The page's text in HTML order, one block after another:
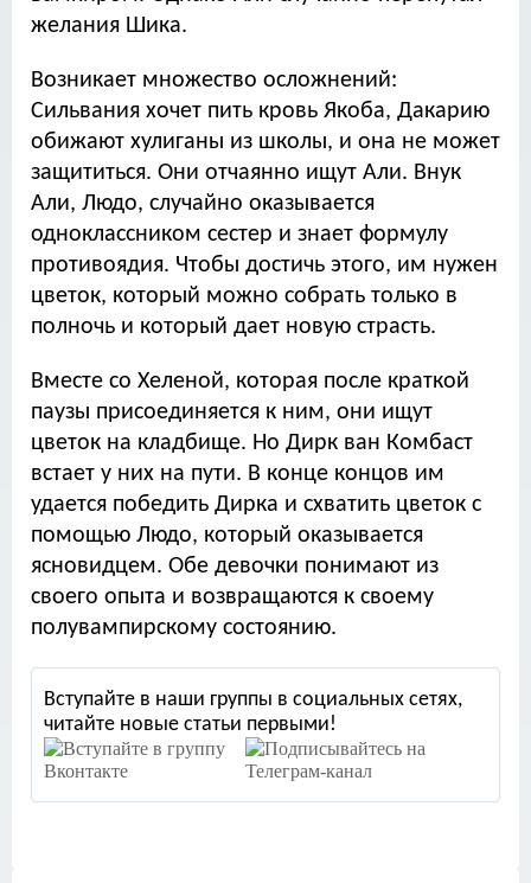
желания Шика.
Возникает множество осложнений:
Сильвания хочет пить кровь Якоба, Дакарию
обижают хулиганы из школы, и она не может
защититься. Они отчаянно ищут Али. Внук
Али, Людо, случайно оказывается
одноклассником сестер и знает формулу
противоядия. Чтобы достичь этого, им нужен
цветок, который можно собрать только в
полночь и который дает новую страсть.
Вместе со Хеленой, которая после краткой
паузы присоединяется к ним, они ищут
цветок на кладбище. Но Дирк ван Комбаст
встает у них на пути. В конце концов им
удается победить Дирка и схватить цветок с
помощью Людо, который оказывается
ясновидцем. Обе девочки понимают из
своего опыта и возвращаются к своему
полувампирскому состоянию.
Вступайте в наши группы в социальных сетях,
читайте новые статьи первыми!